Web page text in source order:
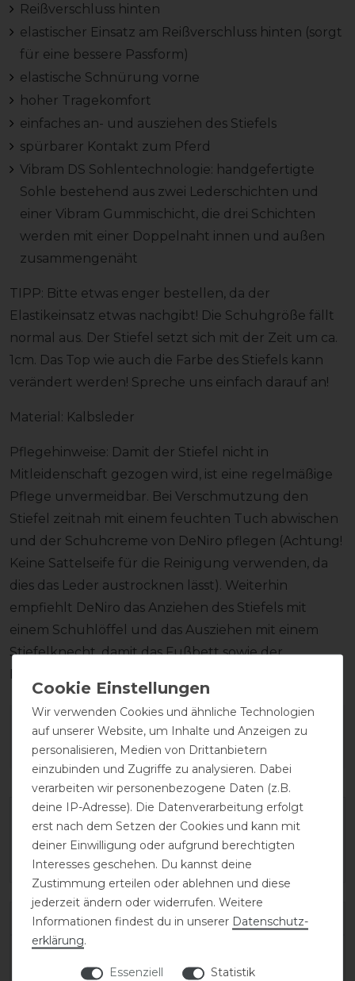
Reißverschluss hinten
elastischer Einsatz am Reißverschluss hinten (sorgt
für eine bessere Passform)
elastische Schnürung vorne
hoher Tragekomfort
einfaches an- und ausziehen des Stiefels
spürbarer Kontakt zum Pferd
Vibram DS Sohlentechnologie: handgefertigte
Sohle bestehend aus zwei Lederschichten und
einer Vibram Gummischicht, die drei Schichten
werden mit einer Doppelnaht innen und außen
zusammengenäht
TIPP: Bitte etwas enger bestellen, da der
Elastikeinsatz etwas nachgibt! Die Schuhgröße fällt
normal aus. Der Stiefel setzt sich mit der Zeit um ca.
1cm. Das Top wie auch die Farbe des Stiefels kann
verändert werden! Spreche uns einfach darauf an!
Material: Kalbsleder
Pflegehinweise: Damit der Stiefel nicht in
Mitleidenschaft gezogen wird, ist eine regelmäßige
Pflege unvermeidbar. Bei Verschmutzung den
Stiefel zeitnah mit einem feuchten Tuch abwischen
und der Schuhcreme von DeNiro pflegen (Achtung!
Keine Sattelseife für die Reinigung verwenden, da
dies das Leder austrocknen lässt). Weiterhin
empfiehlt DeNiro das Anziehen des Stiefels mit
einem Schuhlöffel und das Ausziehen mit einem
Stiefelknecht, damit das Fußbett sowie der
Reißverschluss unversehrt bleiben.
Wie hat dir die Artikelbeschreibung
gefallen?
Varianten-ID:138163
SKU:salentino/02-quick-black/toplucido-36-
Wir verwenden Cookies und ähnliche Technologien
auf unserer Website, um Inhalte und Anzeigen zu
personalisieren, Medien von Drittanbietern
einzubinden und Zugriffe zu analysieren. Dabei
verarbeiten wir personenbezogene Daten (z.B.
deine IP-Adresse). Die Datenverarbeitung erfolgt
erst nach dem Setzen der Cookies und kann mit
deiner Einwilligung oder aufgrund berechtigten
Interesses geschehen. Du kannst deine
Zustimmung erteilen oder ablehnen und diese
jederzeit ändern oder widerrufen. Weitere
Informationen findest du in unserer Daten­schutz­
erklärung.
Essenziell Statistik